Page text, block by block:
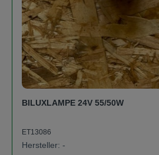
BILUXLAMPE 24V 55/50W
ET13086
Hersteller: -